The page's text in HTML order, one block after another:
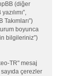
(diğer
boyunca
bilgileriniz”)
TR" mesaj
çerezler